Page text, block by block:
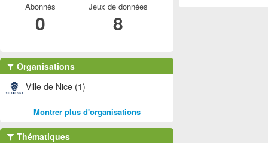
Abonnés
0
Jeux de données
8
Organisations
Ville de Nice (1)
Montrer plus d'organisations
Thématiques